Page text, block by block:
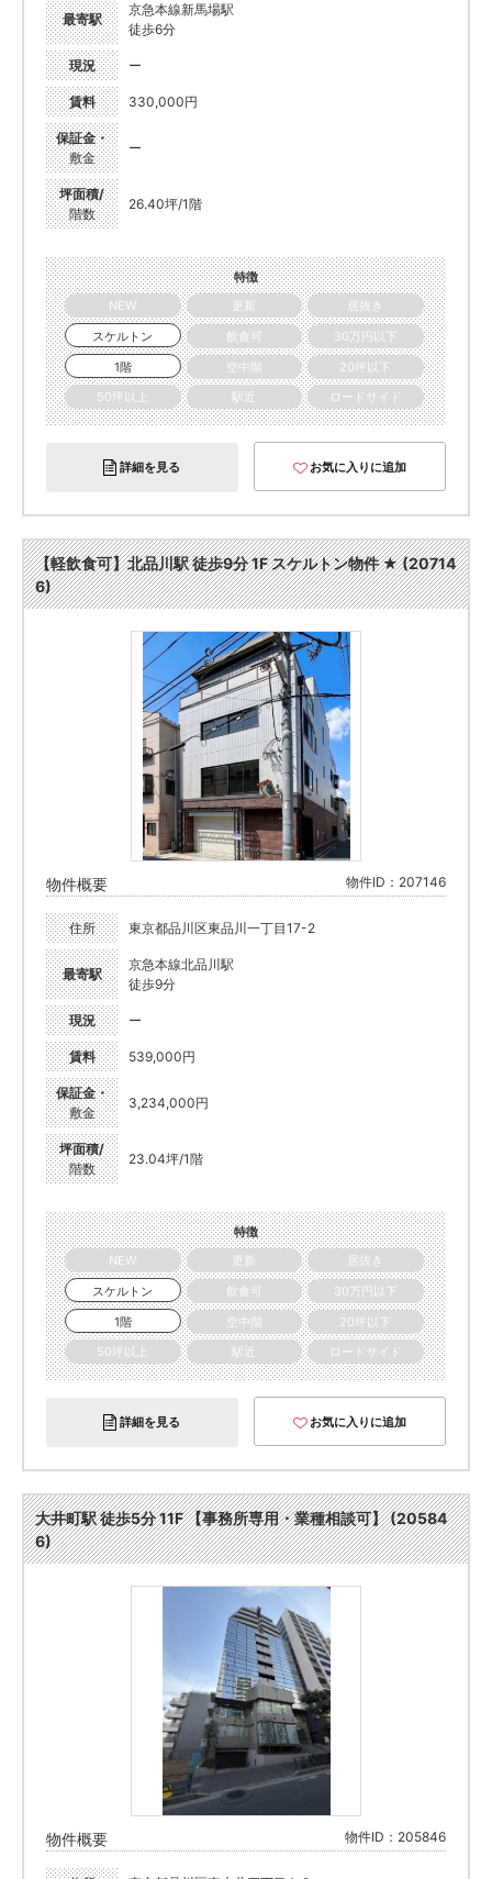
最寄駅
京急本線新馬場駅
徒歩6分
現況 ー
賃料 330,000円
保証金・
敷金
ー
坪面積/
階数
26.40坪/1階
特徴
NEW
更新
居抜き
スケルトン
飲食可
30万円以下
1階
空中階
20坪以下
50坪以上
駅近 ロードサイド
詳細を見る お気に入りに追加
【軽飲食可】北品川駅 徒歩9分 1F スケルトン物件 ★ (20714
6)
物件概要 物件ID：207146
住所 東京都品川区東品川一丁目17-2
最寄駅
京急本線北品川駅
徒歩9分
現況 ー
賃料 539,000円
保証金・
敷金
3,234,000円
坪面積/
階数
23.04坪/1階
特徴
NEW
更新
居抜き
スケルトン
飲食可
30万円以下
1階
空中階
20坪以下
50坪以上
駅近 ロードサイド
詳細を見る お気に入りに追加
大井町駅 徒歩5分 11F 【事務所専用・業種相談可】 (20584
6)
物件概要 物件ID：205846